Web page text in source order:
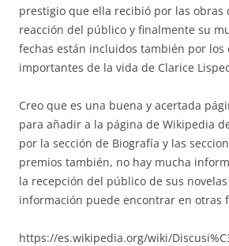
prestigio que ella recibió por las obras
reacción del público y finalmente su
fechas están incluidos también por los
importantes de la vida de Clarice
Creo que es una buena y acertada
para añadir a la página de Wikipedia
por la sección de Biografía y las
premios también, no hay mucha
la recepción del público de sus
información puede encontrar en otras
https://es.wikipedia.org/wiki/